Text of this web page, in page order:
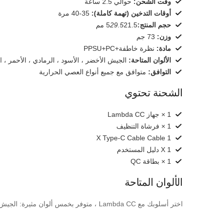
أوقات التدخين (تهمة كاملة):
حجم المنتج:
529.521.5 مم
وزن:
مادة: نظرة خاطفة+PPSU+PC
الألوان المتاحة: الجيش الأخضر ، الأسود ، الرمادي ، الأحمر ،
التوافق: متوافق مع جميع أنواع العصي الحرارية
الشحنة تحتوي
1 × جهاز Lambda CC
1 × فرشاة التنظيف
1 X Type-C Cable Cable
1 X دليل المستخدم
1 × بطاقة QC
الألوان المتاحة
اختر أسلوبك مع Lambda CC ، متوفر بخمس ألوان مثيرة: الجيش الأخضر والأسود والرمادي والأحمر والأبيض.